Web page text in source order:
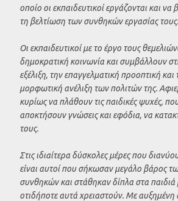
οποίο οι εκπαιδευτικοί εργάζονται και να
τη βελτίωση των συνθηκών εργασίας τους.
Οι εκπαιδευτικοί με το έργο τους
δημοκρατική κοινωνία και συμβάλλουν
εξέλιξη, την επαγγελματική προοπτική και
μορφωτική ανέλιξη των πολιτών της.
κυρίως να πλάθουν τις παιδικές ψυχές,
αποκτήσουν γνώσεις και εφόδια, να
τους.
Στις ιδιαίτερα δύσκολες μέρες που
είναι αυτοί που σήκωσαν μεγάλο βάρος
συνθηκών και στάθηκαν δίπλα στα παιδιά
οτιδήποτε αυτά χρειαστούν. Με αυξημένη